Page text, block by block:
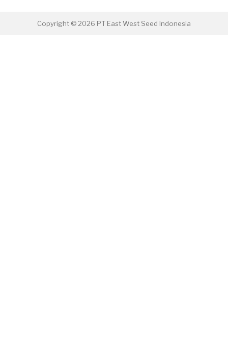
Copyright © 2026 PT East West Seed Indonesia